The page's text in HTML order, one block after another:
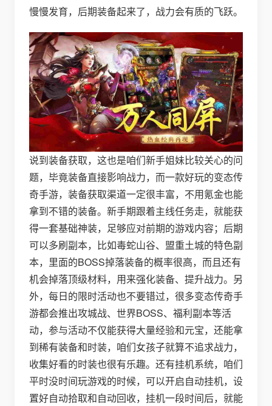
慢慢发育，后期装备起来了，战力会有质的飞跃。
说到装备获取，这也是咱们新手姐妹比较关心的问
题，毕竟装备直接影响战力，而一款好玩的变态传
奇手游，装备获取渠道一定很丰富，不用氪金也能
拿到不错的装备。新手期跟着主线任务走，就能获
得一套基础神装，足够应对前期的游戏内容；后期
可以多刷副本，比如毒蛇山谷、盟重土城的特色副
本，里面的BOSS掉落装备的概率很高，而且还有
机会掉落顶级材料，用来强化装备、提升战力。另
外，每日的限时活动也不要错过，很多变态传奇手
游都会推出攻城战、世界BOSS、福利副本等活
动，参与活动不仅能获得大量经验和元宝，还能拿
到稀有装备和时装，咱们女孩子就算不追求战力，
收集好看的时装也很有乐趣。还有挂机系统，咱们
平时没时间玩游戏的时候，可以开启自动挂机，设
置好自动拾取和自动回收，挂机一段时间后，就能